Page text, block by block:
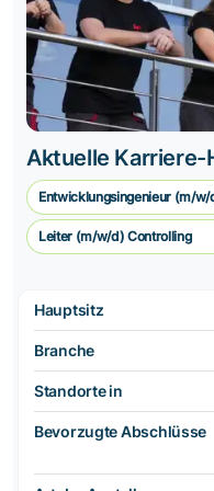
Aktuelle Karriere-
Entwicklungsingenieur (m/
Leiter (m/w/d) Controlling
Hauptsitz
Branche
Standorte in
Bevorzugte Abschlüsse